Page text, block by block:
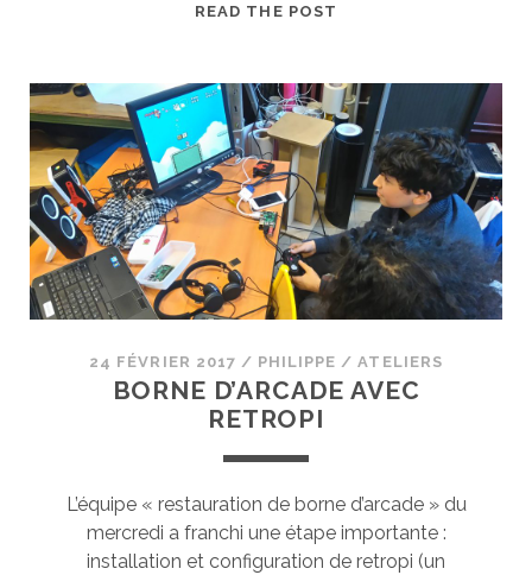
READ THE POST
:
INITIATION
BLENDER
24 FÉVRIER 2017 / PHILIPPE /ATELIERS
BORNE D’ARCADE AVEC
RETROPI
L’équipe « restauration de borne d’arcade » du
mercredi a franchi une étape importante :
installation et configuration de retropi (un